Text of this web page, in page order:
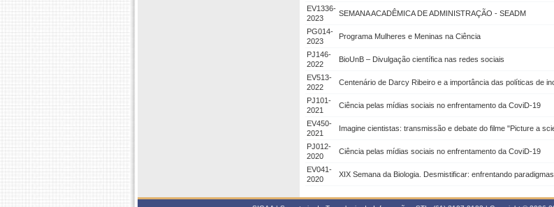
EV1336-
2023
SEMANA ACADÊMICA DE ADMINISTRAÇÃO - SEADM
PG014-
2023
Programa Mulheres e Meninas na Ciência
PJ146-
2022
BioUnB – Divulgação científica nas redes sociais
EV513-
2022
Centenário de Darcy Ribeiro e a importância das políticas de
PJ101-
2021
Ciência pelas mídias sociais no enfrentamento da CoviD-19
EV450-
2021
Imagine cientistas: transmissão e debate do filme "Picture a
PJ012-
2020
Ciência pelas mídias sociais no enfrentamento da CoviD-19
EV041-
2020
XIX Semana da Biologia. Desmistificar: enfrentando paradigmas